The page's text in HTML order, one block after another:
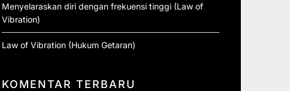
Menyelaraskan diri dengan frekuensi tinggi (Law of
Vibration)
Law of Vibration (Hukum Getaran)
KOMENTAR TERBARU